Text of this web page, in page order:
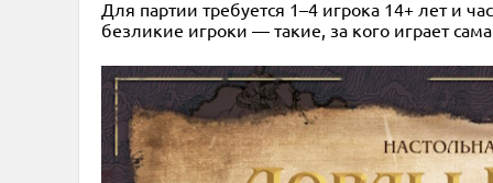
Для партии требуется 1–4 игрока 14+ лет и
безликие игроки — такие, за кого играет